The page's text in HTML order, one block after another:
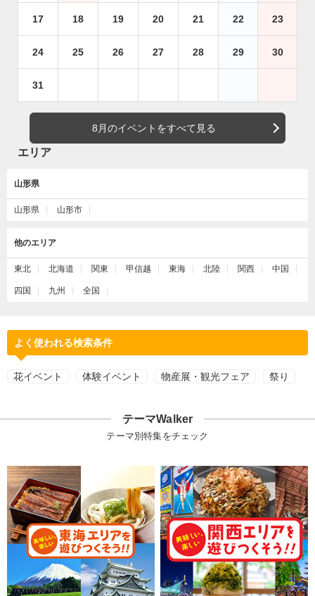
17 18 19 20 21 22 23
24 25 26 27 28 29 30
31
8月のイベントをすべて見る
エリア
山形県
山形県 山形市
他のエリア
東北 北海道 関東 甲信越 東海 北陸 関西 中国
四国 九州 全国
よく使われる検索条件
花イベント 体験イベント 物産展・観光フェア 祭り
テーマWalker
テーマ別特集をチェック